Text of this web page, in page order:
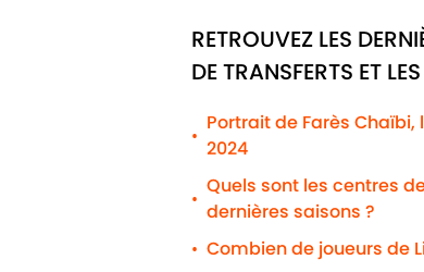
RETROUVEZ LES
DE TRANSFERTS ET
•
Portrait de Farès
2024
•
Quels sont les centres
dernières saisons ?
• Combien de joueurs de